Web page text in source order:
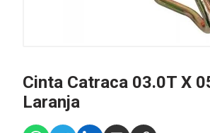
Cinta Catraca 03.0T X
Laranja